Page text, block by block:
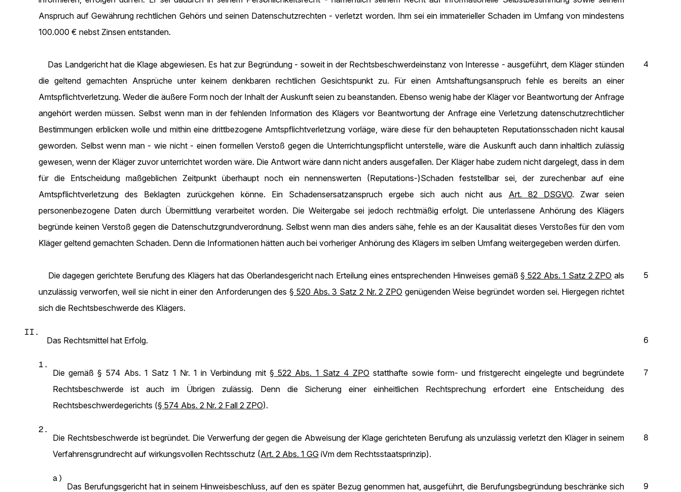
Anspruch auf Gewährung rechtlichen Gehörs und seinen Datenschutzrechten - verletzt worden. Ihm sei ein immaterieller Schaden im Umfang von mindestens
100.000 € nebst Zinsen entstanden.
4
Das Landgericht hat die Klage abgewiesen. Es hat zur Begründung - soweit in der Rechtsbeschwerdeinstanz von Interesse - ausgeführt, dem Kläger stünden
die geltend gemachten Ansprüche unter keinem denkbaren rechtlichen Gesichtspunkt zu. Für einen Amtshaftungsanspruch fehle es bereits an einer
Amtspflichtverletzung. Weder die äußere Form noch der Inhalt der Auskunft seien zu beanstanden. Ebenso wenig habe der Kläger vor Beantwortung der Anfrage
angehört werden müssen. Selbst wenn man in der fehlenden Information des Klägers vor Beantwortung der Anfrage eine Verletzung datenschutzrechtlicher
Bestimmungen erblicken wolle und mithin eine drittbezogene Amtspflichtverletzung vorläge, wäre diese für den behaupteten Reputationsschaden nicht kausal
geworden. Selbst wenn man - wie nicht - einen formellen Verstoß gegen die Unterrichtungspflicht unterstelle, wäre die Auskunft auch dann inhaltlich zulässig
gewesen, wenn der Kläger zuvor unterrichtet worden wäre. Die Antwort wäre dann nicht anders ausgefallen. Der Kläger habe zudem nicht dargelegt, dass in dem
für die Entscheidung maßgeblichen Zeitpunkt überhaupt noch ein nennenswerten (Reputations-)Schaden feststellbar sei, der zurechenbar auf eine
Amtspflichtverletzung des Beklagten zurückgehen könne. Ein Schadensersatzanspruch ergebe sich auch nicht aus Art. 82 DSGVO. Zwar seien
personenbezogene Daten durch Übermittlung verarbeitet worden. Die Weitergabe sei jedoch rechtmäßig erfolgt. Die unterlassene Anhörung des Klägers
begründe keinen Verstoß gegen die Datenschutzgrundverordnung. Selbst wenn man dies anders sähe, fehle es an der Kausalität dieses Verstoßes für den vom
Kläger geltend gemachten Schaden. Denn die Informationen hätten auch bei vorheriger Anhörung des Klägers im selben Umfang weitergegeben werden dürfen.
5
Die dagegen gerichtete Berufung des Klägers hat das Oberlandesgericht nach Erteilung eines entsprechenden Hinweises gemäß§ 522 Abs. 1 Satz 2 ZPO als
unzulässig verworfen, weil sie nicht in einer den Anforderungen des§ 520 Abs. 3 Satz 2 Nr. 2 ZPO genügenden Weise begründet worden sei. Hiergegen richtet
sich die Rechtsbeschwerde des Klägers.
II.
6
Das Rechtsmittel hat Erfolg.
1.
7
Die gemäß § 574 Abs. 1 Satz 1 Nr. 1 in Verbindung mit § 522 Abs. 1 Satz 4 ZPO statthafte sowie form- und fristgerecht eingelegte und begründete
Rechtsbeschwerde ist auch im Übrigen zulässig. Denn die Sicherung einer einheitlichen Rechtsprechung erfordert eine Entscheidung des
Rechtsbeschwerdegerichts (§ 574 Abs. 2 Nr. 2 Fall 2 ZPO).
2.
8
Die Rechtsbeschwerde ist begründet. Die Verwerfung der gegen die Abweisung der Klage gerichteten Berufung als unzulässig verletzt den Kläger in seinem
Verfahrensgrundrecht auf wirkungsvollen Rechtsschutz (Art. 2 Abs. 1 GG iVm dem Rechtsstaatsprinzip).
a)
9
Das Berufungsgericht hat in seinem Hinweisbeschluss, auf den es später Bezug genommen hat, ausgeführt, die Berufungsbegründung beschränke sich